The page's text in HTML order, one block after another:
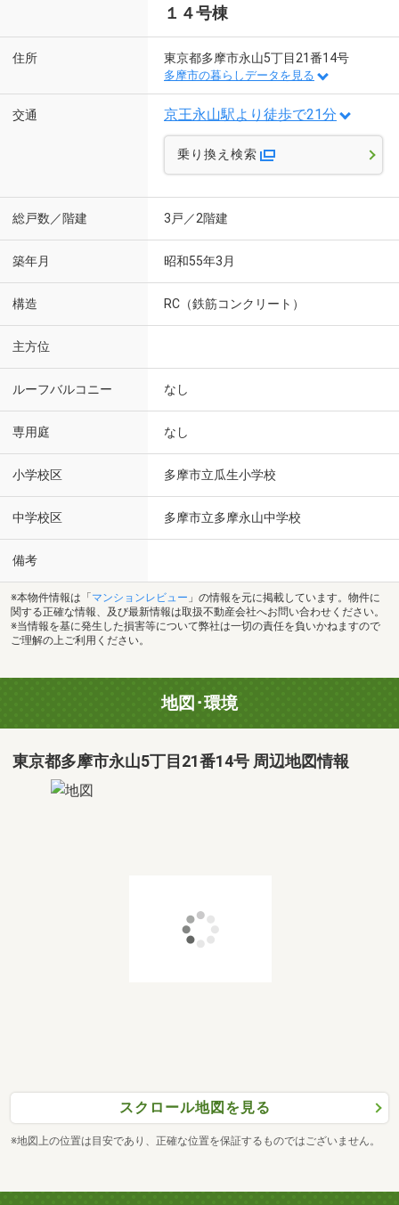
１４号棟
住所 東京都多摩市永山5丁目21番14号
多摩市の暮らしデータを見る
交通 京王永山駅より徒歩で21分
乗り換え検索
総戸数／階建 3戸／2階建
築年月 昭和55年3月
構造 RC（鉄筋コンクリート）
主方位
ルーフバルコニー なし
専用庭 なし
小学校区 多摩市立瓜生小学校
中学校区 多摩市立多摩永山中学校
備考
※本物件情報は「 マンションレビュー 」の情報を元に掲載しています。物件に
関する正確な情報、及び最新情報は取扱不動産会社へお問い合わせください。
※当情報を基に発生した損害等について弊社は一切の責任を負いかねますので
ご理解の上ご利用ください。
地図･環境
東京都多摩市永山5丁目21番14号 周辺地図情報
スクロール地図を見る
※地図上の位置は目安であり、正確な位置を保証するものではございません。